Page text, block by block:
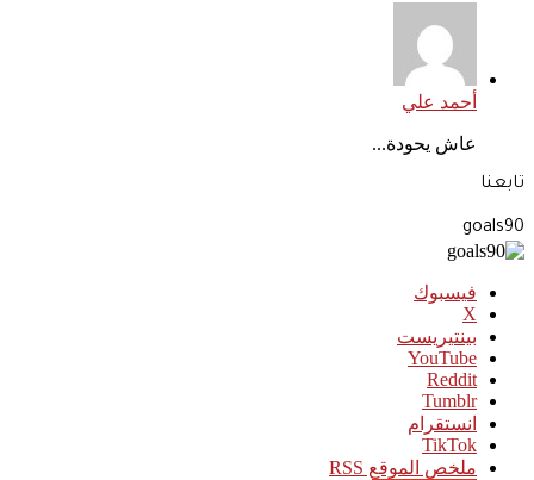
أحمد علي
عاش يحودة...
تابعنا
goals90
فيسبوك
‫X
بينتيريست
‫YouTube
انستقرام
‫TikTok
ملخص الموقع RSS